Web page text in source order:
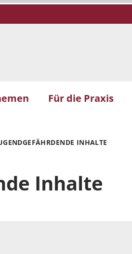
Für die Praxis
INHALTE
Inhalte